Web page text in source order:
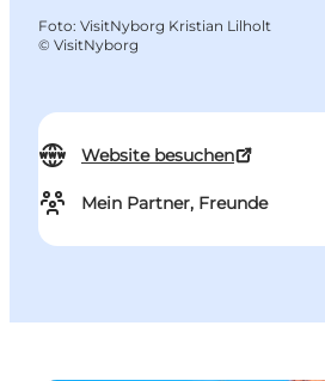
Website besuchen
Mein Partner, Freunde
Foto: VisitNyborg Kristian Lilholt
© VisitNyborg